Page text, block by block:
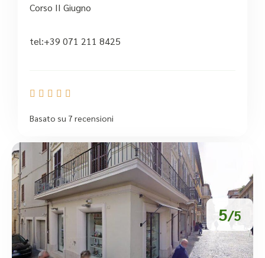
Corso II Giugno
tel:+39 071 211 8425
    
Basato su 7 recensioni
5/5